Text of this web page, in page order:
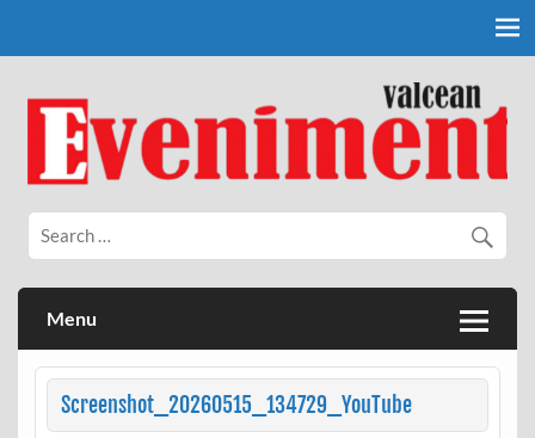
Eveniment Valcean
Menu
Screenshot_20260515_134729_YouTube